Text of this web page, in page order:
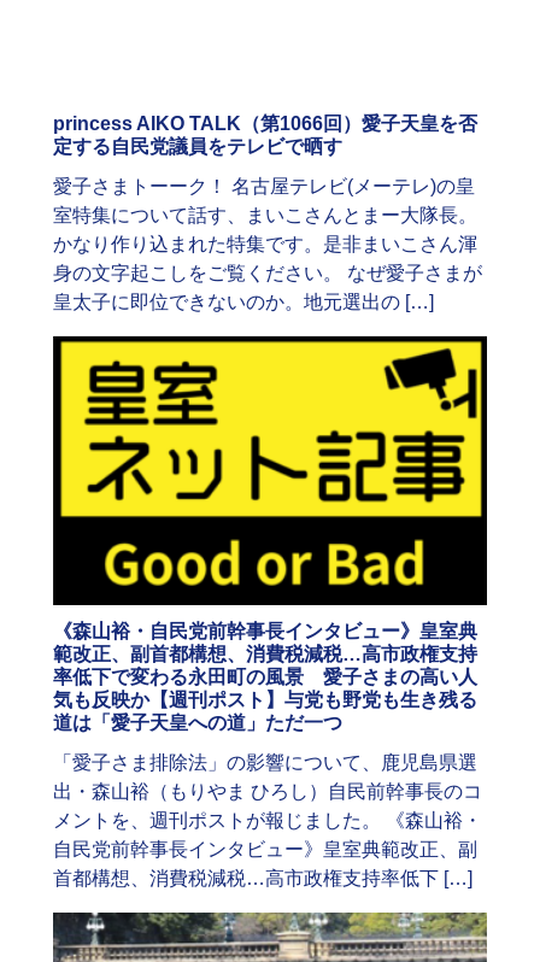
princess AIKO TALK（第1066回）愛子天皇を否
定する自民党議員をテレビで晒す
愛子さまトーーク！ 名古屋テレビ(メーテレ)の皇
室特集について話す、まいこさんとまー大隊長。
かなり作り込まれた特集です。是非まいこさん渾
身の文字起こしをご覧ください。 なぜ愛子さまが
皇太子に即位できないのか。地元選出の […]
《森山裕・自民党前幹事長インタビュー》皇室典
範改正、副首都構想、消費税減税…高市政権支持
率低下で変わる永田町の風景 愛子さまの高い人
気も反映か【週刊ポスト】与党も野党も生き残る
道は「愛子天皇への道」ただ一つ
「愛子さま排除法」の影響について、鹿児島県選
出・森山裕（もりやま ひろし）自民前幹事長のコ
メントを、週刊ポストが報じました。 《森山裕・
自民党前幹事長インタビュー》皇室典範改正、副
首都構想、消費税減税…高市政権支持率低下 […]